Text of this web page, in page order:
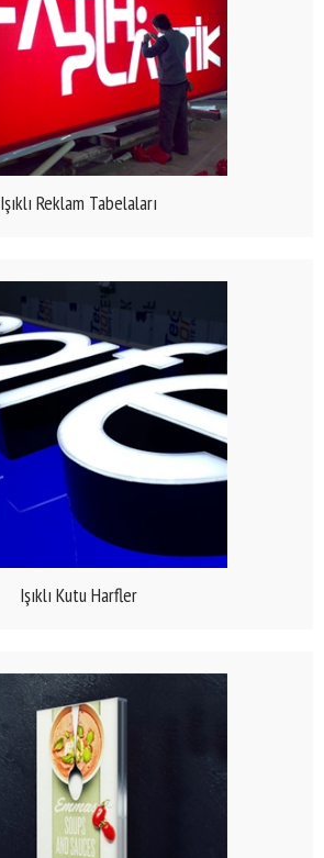
Işıklı Reklam Tabelaları
Işıklı Kutu Harfler